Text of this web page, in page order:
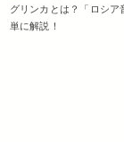
グリンカとは？「ロシ
単に解説！